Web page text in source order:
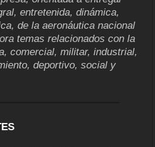
entretenida, dinámica,
de la aeronáutica nacional
temas relacionados con la
comercial, militar, industrial,
deportivo, social y